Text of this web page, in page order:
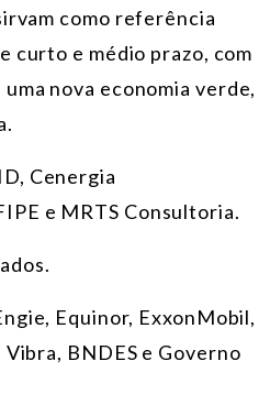
como referência
curto e médio prazo, com
nova economia verde,
Cenergia
e MRTS Consultoria.
Equinor, ExxonMobil,
Vibra, BNDES e Governo